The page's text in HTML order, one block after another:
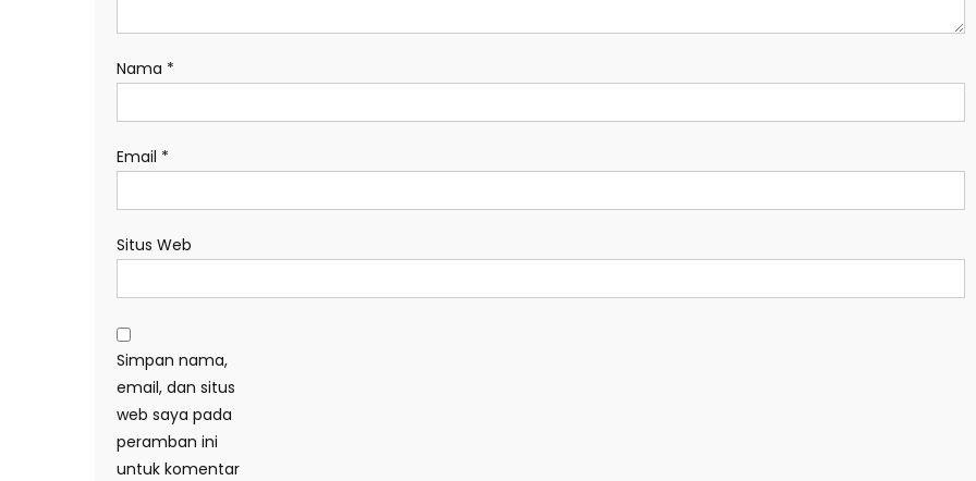
Nama *
Email *
Situs Web
Simpan nama,
email, dan situs
web saya pada
peramban ini
untuk komentar